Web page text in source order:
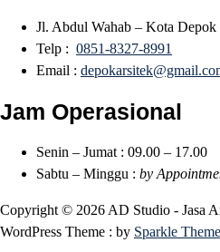
Jl. Abdul Wahab – Kota Depok
Telp : 0851-8327-8991
Email :
Jam Operasional
Senin – Jumat : 09.00 – 17.00
Sabtu – Minggu : by
Copyright © 2026 AD Studio - Jasa
WordPress Theme : by Sparkle